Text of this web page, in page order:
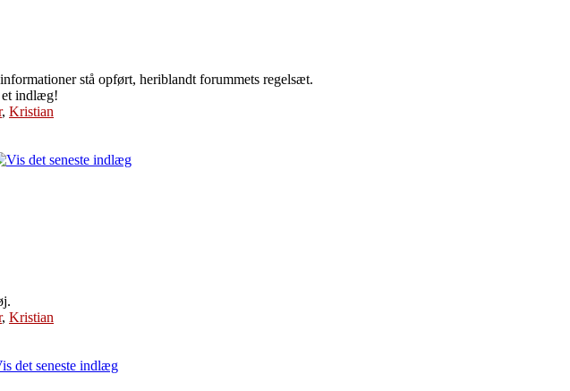
stå opført, heriblandt forummets regelsæt.
et indlæg!
, Kristian
, Kristian